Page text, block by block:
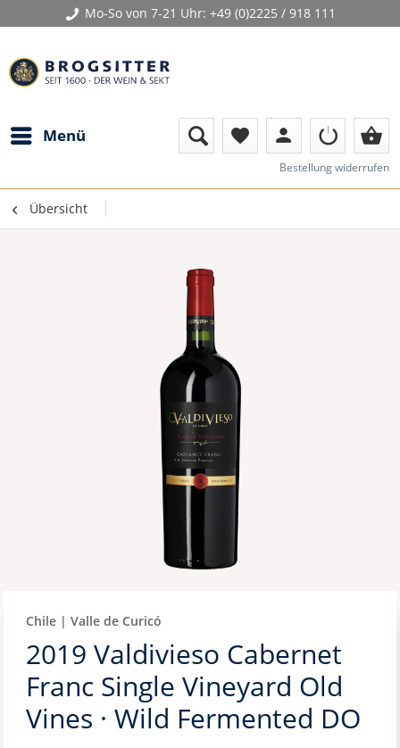
Mo-So von 7-21 Uhr: +49 (0)2225 / 918 111
Menü favorite person shopping_basket
Bestellung widerrufen
Übersicht
Chile | Valle de Curicó
2019 Valdivieso Cabernet
Franc Single Vineyard Old
Vines · Wild Fermented DO